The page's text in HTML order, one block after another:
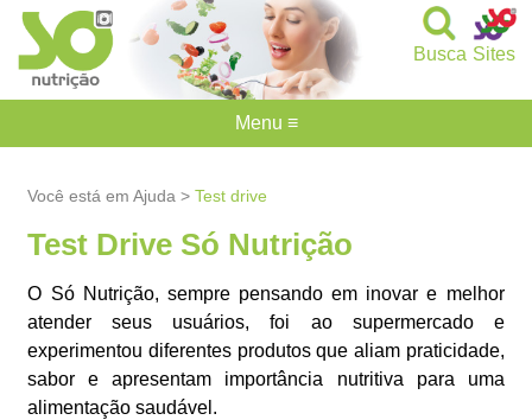
Sites
Busca
Você está em Ajuda >Test drive
Test Drive Só Nutrição
O Só Nutrição, sempre pensando em inovar e melhor
atender seus usuários, foi ao supermercado e
experimentou diferentes produtos que aliam praticidade,
sabor e apresentam importância nutritiva para uma
alimentação saudável.